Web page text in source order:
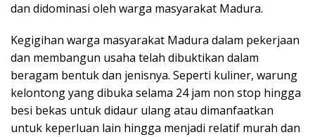
dan didominasi oleh warga masyarakat Madura.
Kegigihan warga masyarakat Madura dalam pekerjaan
dan membangun usaha telah dibuktikan dalam
beragam bentuk dan jenisnya. Seperti kuliner, warung
kelontong yang dibuka selama 24 jam non stop hingga
besi bekas untuk didaur ulang atau dimanfaatkan
untuk keperluan lain hingga menjadi relatif murah dan